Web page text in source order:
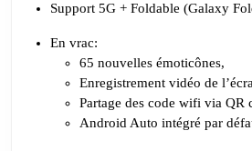
Support 5G + Foldable (Galaxy
En vrac:
65 nouvelles émoticônes,
Enregistrement vidéo de
Partage des code wifi via QR
Android Auto intégré par